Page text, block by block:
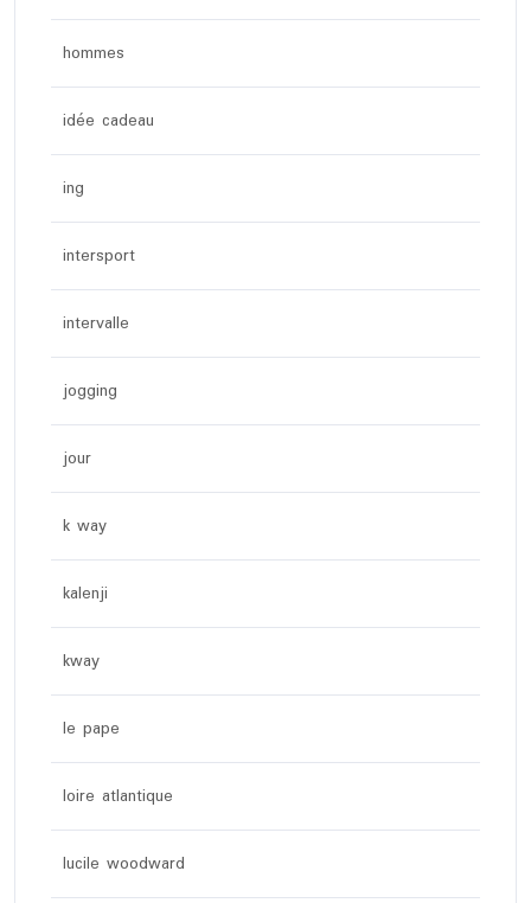
hommes
idée cadeau
ing
intersport
intervalle
jogging
jour
k way
kalenji
kway
le pape
loire atlantique
lucile woodward